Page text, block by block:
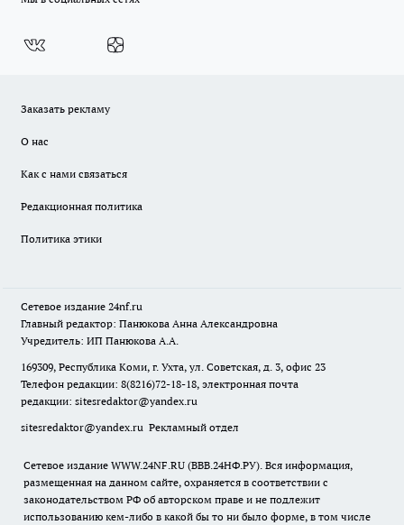
Заказать рекламу
О нас
Как с нами связаться
Редакционная политика
Политика этики
Сетевое издание 24nf.ru
Главный редактор: Панюкова Анна Александровна
Учредитель: ИП Панюкова А.А.
169309, Республика Коми, г. Ухта, ул. Советская, д. 3, офис 23
Телефон редакции: 8(8216)72-18-18, электронная почта
редакции: sitesredaktor@yandex.ru
sitesredaktor@yandex.ru Рекламный отдел
Сетевое издание WWW.24NF.RU (ВВВ.24НФ.РУ). Вся информация,
размещенная на данном сайте, охраняется в соответствии с
законодательством РФ об авторском праве и не подлежит
использованию кем-либо в какой бы то ни было форме, в том числе